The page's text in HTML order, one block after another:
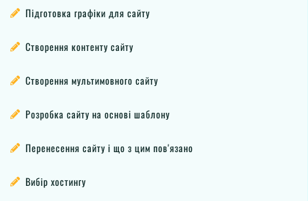
Підготовка графіки для сайту
Створення контенту сайту
Створення мультимовного сайту
Розробка сайту на основі шаблону
Перенесення сайту і що з цим пов'язано
Вибір хостингу